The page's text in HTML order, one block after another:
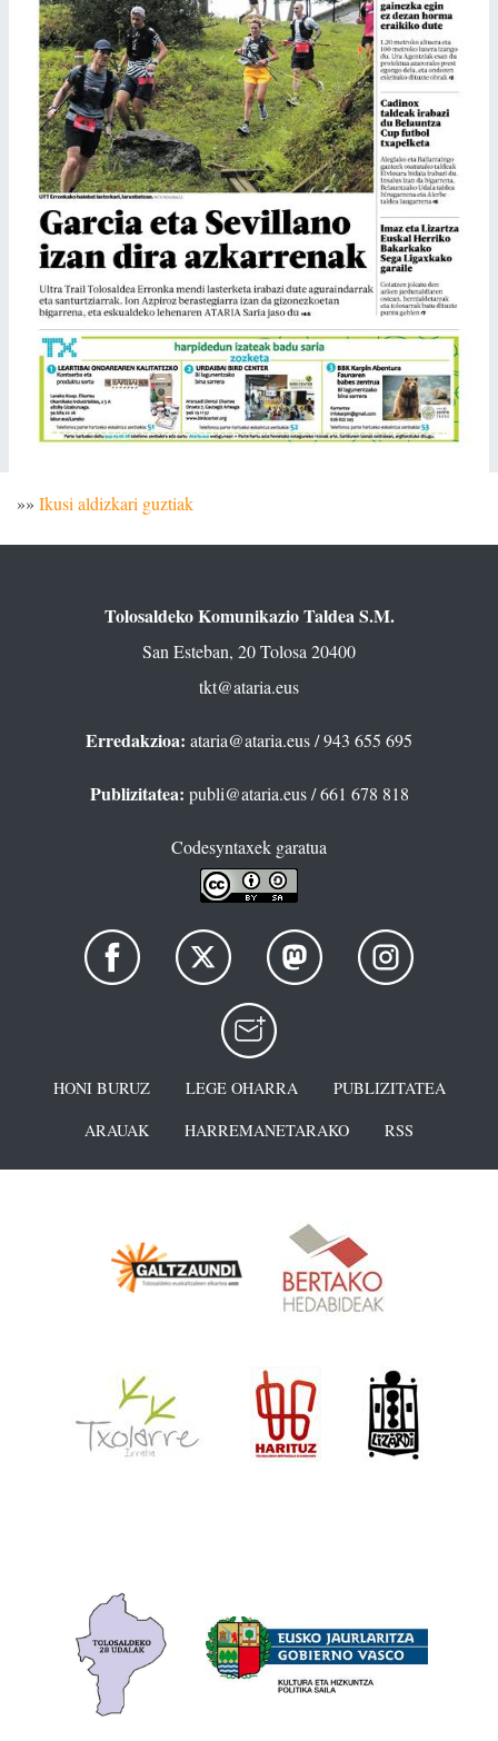
»» Ikusi aldizkari guztiak
Tolosaldeko Komunikazio Taldea S.M.
San Esteban, 20 Tolosa 20400
tkt@ataria.eus
Erredakzioa: ataria@ataria.eus/ 943 655 695
Publizitatea: publi@ataria.eus/ 661 678 818
Codesyntaxek garatua
HONI BURUZ LEGE OHARRA
PUBLIZITATEA
ARAUAK
HARREMANETARAKO RSS